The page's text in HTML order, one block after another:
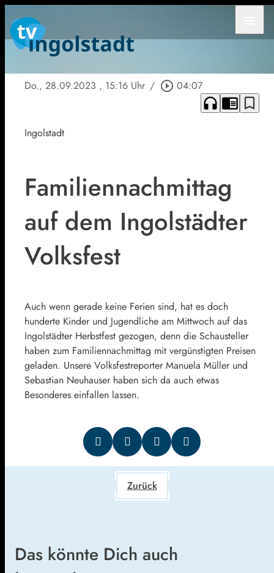
Do., 28.09.2023 , 15:16 Uhr / play_circle_outline 04:07
headphones chrome_reader_mode bookmark_border
Ingolstadt
Familiennachmittag
auf dem Ingolstädter
Volksfest
Auch wenn gerade keine Ferien sind, hat es doch
hunderte Kinder und Jugendliche am Mittwoch auf das
Ingolstädter Herbstfest gezogen, denn die Schausteller
haben zum Familiennachmittag mit vergünstigten Preisen
geladen. Unsere Volksfestreporter Manuela Müller und
Sebastian Neuhauser haben sich da auch etwas
Besonderes einfallen lassen.
Zurück
Das könnte Dich auch